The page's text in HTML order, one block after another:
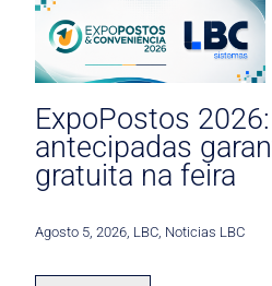
ExpoPostos
antecipadas
gratuita na feira
Agosto 5, 2026 LBC Noticias LBC